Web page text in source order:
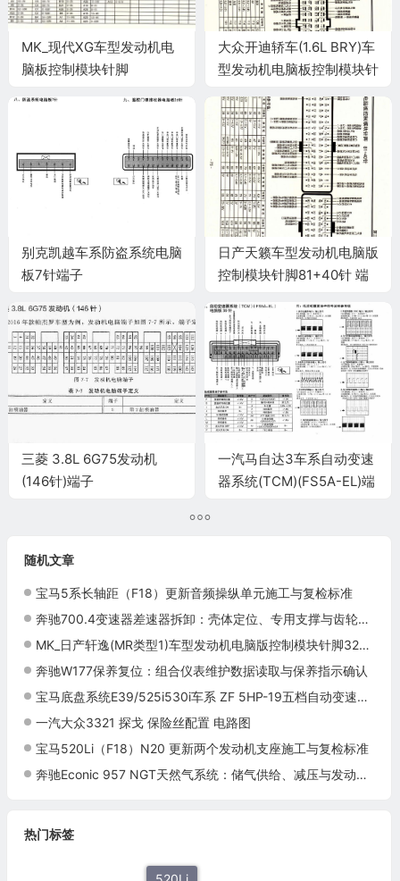
MK_现代XG车型发动机电
脑板控制模块针脚
大众开迪轿车(1.6L BRY)车
型发动机电脑板控制模块针
别克凯越车系防盗系统电脑
板7针端子
日产天籁车型发动机电脑版
控制模块针脚81+40针 端
三菱 3.8L 6G75发动机
(146针)端子
一汽马自达3车系自动变速
器系统(TCM)(FS5A-EL)端
随机文章
宝马5系长轴距（F18）更新音频操纵单元施工与复检标准
奔驰700.4变速器差速器拆卸：壳体定位、专用支撑与齿轮组分离
MK_日产轩逸(MR类型1)车型发动机电脑版控制模块针脚32+48+32针 端子图
奔驰W177保养复位：组合仪表维护数据读取与保养指示确认
宝马底盘系统E39/525i530i车系 ZF 5HP-19五档自动变速器控制系统电脑板9+52+40针端子
一汽大众3321 探戈 保险丝配置 电路图
宝马520Li（F18）N20 更新两个发动机支座施工与复检标准
奔驰Econic 957 NGT天然气系统：储气供给、减压与发动机组件
热门标签